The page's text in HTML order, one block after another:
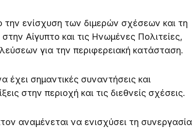
ενίσχυση των διμερών σχέσεων και τη
Αίγυπτο και τις Ηνωμένες Πολιτείες,
για την περιφερειακή κατάσταση.
έχει σημαντικές συναντήσεις και
στην περιοχή και τις διεθνείς σχέσεις.
αναμένεται να ενισχύσει τη συνεργασία